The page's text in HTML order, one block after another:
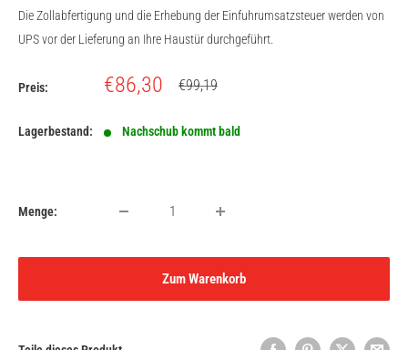
Die Zollabfertigung und die Erhebung der Einfuhrumsatzsteuer werden von
UPS vor der Lieferung an Ihre Haustür durchgeführt.
Preis: Sonderpreis
€86,30 Normalpreis
€99,19
Lagerbestand: Nachschub kommt bald
Menge:
Zum Warenkorb